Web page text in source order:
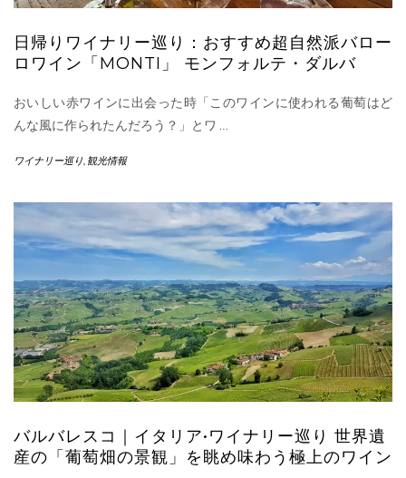
日帰りワイナリー巡り：おすすめ超自然派バロー
ロワイン「MONTI」 モンフォルテ・ダルバ
おいしい赤ワインに出会った時「このワインに使われる葡萄はど
んな風に作られたんだろう？」とワ …
ワイナリー巡り 観光情報
バルバレスコ｜イタリア•ワイナリー巡り 世界遺
産の「葡萄畑の景観」を眺め味わう極上のワイン